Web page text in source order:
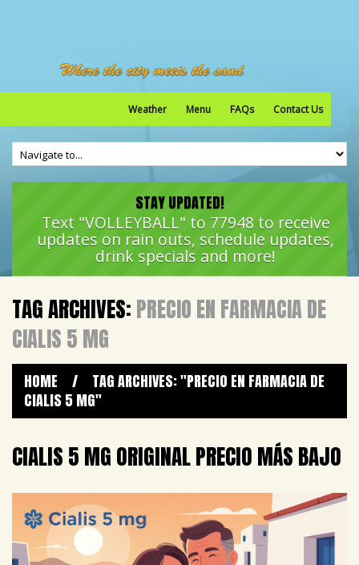
Weather Menu FAQs Contact Us
STAY UPDATED!
Text "VOLLEYBALL" to 77948 to receive
updates on rain outs, schedule updates,
drink specials and more!
TAG ARCHIVES: PRECIO EN FARMACIA DE
CIALIS 5 MG
HOME /
TAG ARCHIVES: "PRECIO EN FARMACIA DE
CIALIS 5 MG"
CIALIS 5 MG ORIGINAL PRECIO MÁS BAJO